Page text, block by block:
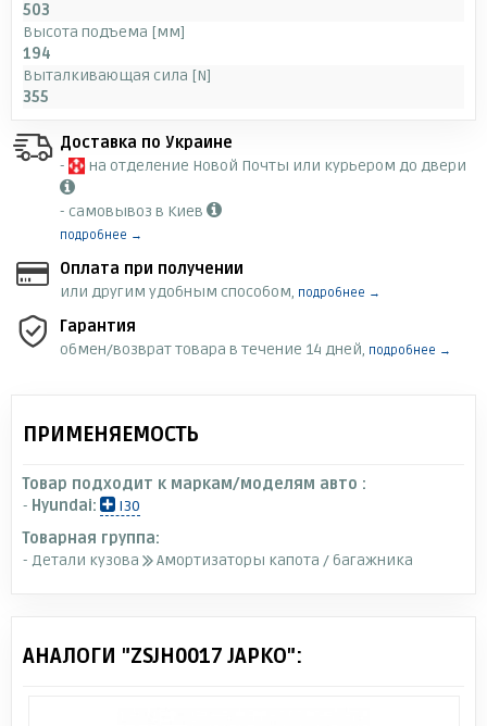
503
Высота подъема [мм]
194
Выталкивающая сила [N]
355
Доставка по Украине
-
на отделение Новой Почты или курьером до двери
- самовывоз в Киев
подробнее →
Оплата при получении
или другим удобным способом, подробнее →
Гарантия
обмен/возврат товара в течение 14 дней, подробнее →
ПРИМЕНЯЕМОСТЬ
Товар подходит к маркам/моделям авто :
- Hyundai:
I30
Товарная группа:
- Детали кузова
Амортизаторы капота / багажника
АНАЛОГИ "ZSJH0017 JAPKO":